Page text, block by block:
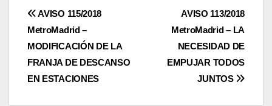
Navegación
de
entradas
AVISO 113/2018
MetroMadrid – LA
NECESIDAD DE
EMPUJAR TODOS
JUNTOS
AVISO 115/2018
MetroMadrid –
MODIFICACIÓN DE LA
FRANJA DE DESCANSO
EN ESTACIONES